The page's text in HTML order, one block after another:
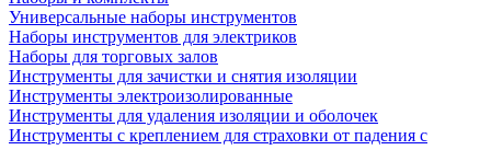
Универсальные наборы инструментов
Наборы инструментов для электриков
Наборы для торговых залов
Инструменты для зачистки и снятия изоляции
Инструменты электроизолированные
Инструменты для удаления изоляции и оболочек
Инструменты с креплением для страховки от падения с